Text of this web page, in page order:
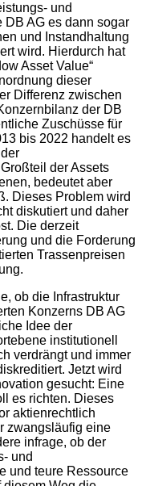
und
AG es dann sogar
und Instandhaltung
wird. Hierdurch hat
Asset Value“
dieser
Differenz zwischen
der DB
Zuschüsse für
bis 2022 handelt es
der Assets
bedeutet aber
Dieses Problem wird
diskutiert und daher
Die derzeit
und die Forderung
Trassenpreisen
ob die Infrastruktur
Konzerns DB AG
Idee der
institutionell
verdrängt und immer
Jetzt wird
gesucht: Eine
es richten. Dieses
aktienrechtlich
zwangsläufig eine
infrage, ob der
und
und teure Ressource